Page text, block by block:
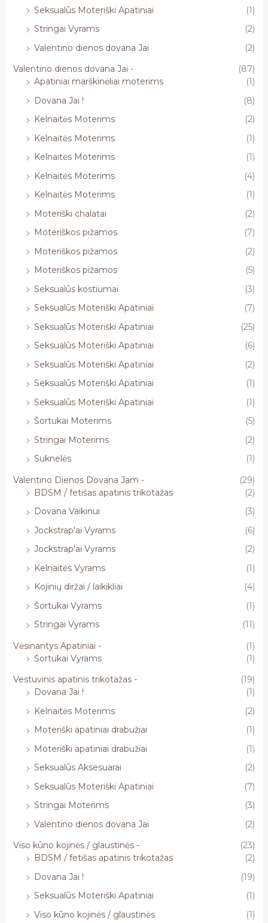
Seksualūs Moteriški Apatiniai
(1)
Stringai Vyrams
(2)
Valentino dienos dovana Jai
(2)
Valentino dienos dovana Jai -
(87)
Apatiniai marškinėliai moterims
(1)
Dovana Jai !
(8)
Kelnaitės Moterims
(2)
Kelnaitės Moterims
(1)
Kelnaitės Moterims
(1)
Kelnaitės Moterims
(4)
Kelnaitės Moterims
(1)
Moteriški chalatai
(2)
Moteriškos pižamos
(7)
Moteriškos pižamos
(2)
Moteriškos pižamos
(5)
Seksualūs kostiumai
(3)
Seksualūs Moteriški Apatiniai
(7)
Seksualūs Moteriški Apatiniai
(25)
Seksualūs Moteriški Apatiniai
(6)
Seksualūs Moteriški Apatiniai
(2)
Seksualūs Moteriški Apatiniai
(1)
Seksualūs Moteriški Apatiniai
(1)
Šortukai Moterims
(5)
Stringai Moterims
(2)
Suknelės
(1)
Valentino Dienos Dovana Jam -
(29)
BDSM / fetišas apatinis trikotažas
(2)
Dovana Vaikinui
(3)
Jockstrap'ai Vyrams
(6)
Jockstrap'ai Vyrams
(2)
Kelnaitės Vyrams
(1)
Kojinių diržai / laikikliai
(4)
Šortukai Vyrams
(1)
Stringai Vyrams
(11)
Vėsinantys Apatiniai -
(1)
Šortukai Vyrams
(1)
Vestuvinis apatinis trikotažas -
(19)
Dovana Jai !
(1)
Kelnaitės Moterims
(2)
Moteriški apatiniai drabužiai
(1)
Moteriški apatiniai drabužiai
(1)
Seksualūs Aksesuarai
(2)
Seksualūs Moteriški Apatiniai
(7)
Stringai Moterims
(3)
Valentino dienos dovana Jai
(2)
Viso kūno kojinės / glaustinės -
(23)
BDSM / fetišas apatinis trikotažas
(2)
Dovana Jai !
(19)
Seksualūs Moteriški Apatiniai
(1)
Viso kūno kojinės / glaustinės
(1)